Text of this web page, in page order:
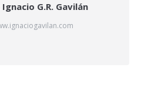
Ignacio G.R. Gavilán